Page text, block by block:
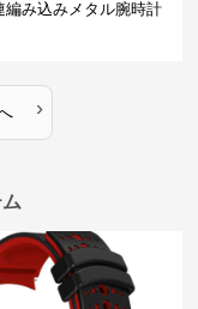
編み込みメタル腕時計
›